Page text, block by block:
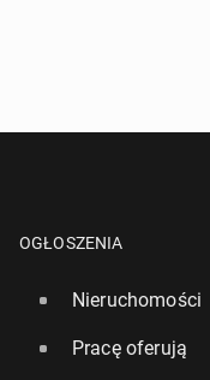
OGŁOSZENIA
Nieruchomości
Pracę oferują